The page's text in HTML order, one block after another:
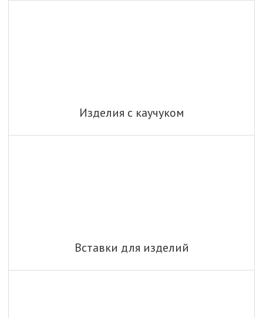
Изделия с каучуком
Вставки для изделий